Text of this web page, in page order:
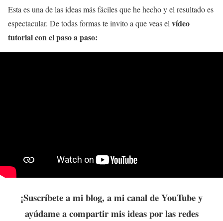
Esta es una de las ideas más fáciles que he hecho y el resultado es
espectacular. De todas formas te invito a que veas elvídeo
tutorial con el paso a paso:
¡Suscríbete a mi blog, a mi canal de YouTube y
ayúdame a compartir mis ideas por las redes